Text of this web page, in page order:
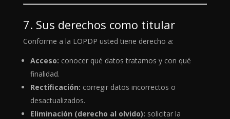
7. Sus derechos como titular
Conforme a la LOPDP usted tiene derecho a:
Acceso: conocer qué datos tratamos y con qué
finalidad.
Rectificación: corregir datos incorrectos o
desactualizados.
Eliminación (derecho al olvido): solicitar la